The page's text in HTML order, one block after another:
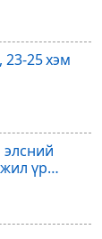
25 хэм
үр